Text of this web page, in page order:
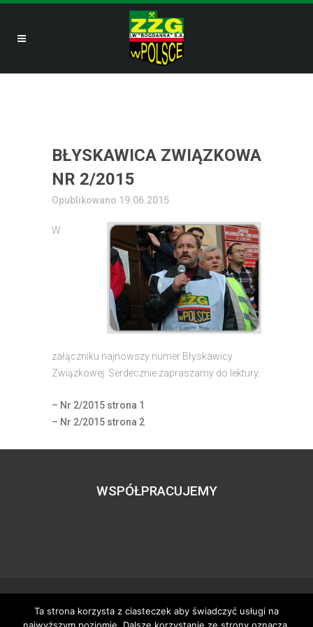
BŁYSKAWICA ZWIĄZKOWA
NR 2/2015
Opublikowano 19.06.2015
W
załączniku najnowszy numer Błyskawicy
Związkowej. Serdecznie zapraszamy do lektury.
– Nr 2/2015 strona 1
– Nr 2/2015 strona 2
WSPÓŁPRACUJEMY
Wszystkie prawa zastrzeżone – zzgbogdanka.pl
Ta strona korzysta z ciasteczek aby świadczyć usługi na